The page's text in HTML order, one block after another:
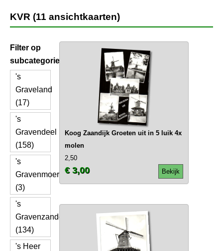
KVR (11 ansichtkaarten)
Filter op
subcategorie
's
Graveland
(17)
's
Gravendeel
(158)
's
Gravenmoer
(3)
's
Gravenzande
(134)
's Heer
Koog Zaandijk Groeten uit in 5 luik 4x
molen
2,50
Bekijk
€ 3,00